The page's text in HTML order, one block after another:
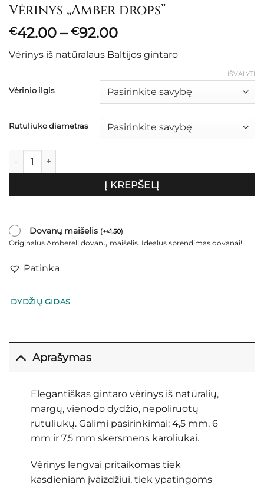
Vėrinys „Amber drops”
€42.00 – €92.00Price
range:
€42.00
€92.00
Vėrinys iš natūralaus Baltijos gintaro
Vėrinio ilgis
Rutuliuko diametras
IŠVALYTI
produkto kiekis: Vėrinys "Amber drops"
Į KREPŠELĮ
Dovanų maišelis (+€1.50)
Originalus Amberell dovanų maišelis. Idealus sprendimas dovanai!
Patinka
DYDŽIŲ GIDAS
Aprašymas
Elegantiškas gintaro vėrinys iš natūralių,
margų, vienodo dydžio, nepoliruotų
rutuliukų. Galimi pasirinkimai: 4,5 mm, 6
mm ir 7,5 mm skersmens karoliukai.
Vėrinys lengvai pritaikomas tiek
kasdieniam įvaizdžiui, tiek ypatingoms